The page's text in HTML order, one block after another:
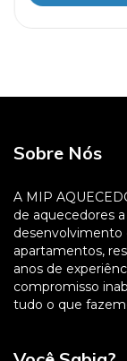
Sobre Nós
A MIP
de aquecedores
desenvolvimento
apartamentos,
anos de
compromisso
tudo o que